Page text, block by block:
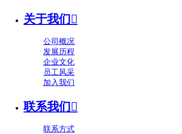
关于我们 
公司概况
发展历程
企业文化
员工风采
加入我们
联系我们 
联系方式